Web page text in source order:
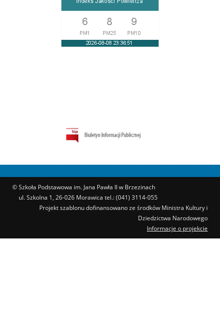
© Szkoła Podstawowa im. Jana Pawła II w Brzezinach
ul. Szkolna 1, 26-026 Morawica tel.: (041) 3114-055
Projekt szablonu dofinansowano ze środków Ministra Kultury i
Dziedzictwa Narodowego
Informacje o projekcie